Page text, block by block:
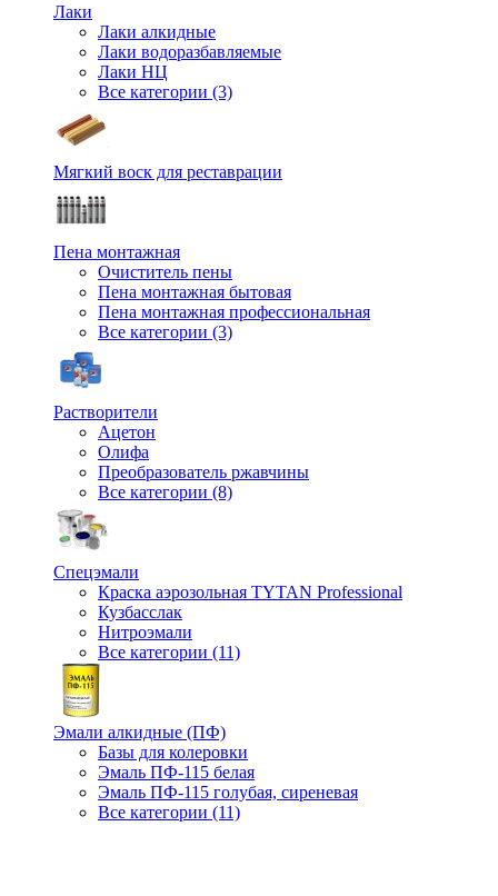
Лаки
Лаки алкидные
Лаки водоразбавляемые
Лаки НЦ
Все категории (3)
Мягкий воск для реставрации
Пена монтажная
Очиститель пены
Пена монтажная бытовая
Пена монтажная профессиональная
Все категории (3)
Растворители
Ацетон
Олифа
Преобразователь ржавчины
Все категории (8)
Спецэмали
Краска аэрозольная TYTAN Professional
Кузбасслак
Нитроэмали
Все категории (11)
Эмали алкидные (ПФ)
Базы для колеровки
Эмаль ПФ-115 белая
Эмаль ПФ-115 голубая, сиреневая
Все категории (11)